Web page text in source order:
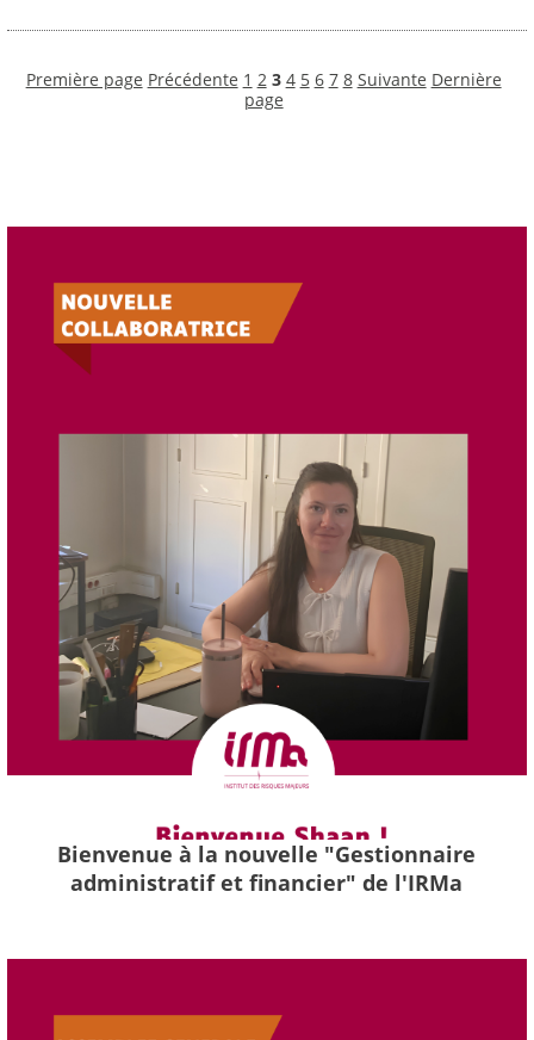
Première page Précédente 1 2 3 4 5 6 7 8 Suivante Dernière
page
Bienvenue à la nouvelle "Gestionnaire
administratif et financier" de l'IRMa